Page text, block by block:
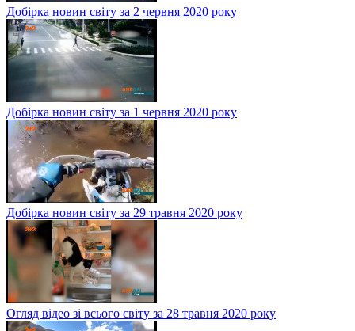
Добірка новин світу за 2 червня 2020 року
Добірка новин світу за 1 червня 2020 року
Добірка новин світу за 29 травня 2020 року
Огляд відео зі всього світу за 28 травня 2020 року